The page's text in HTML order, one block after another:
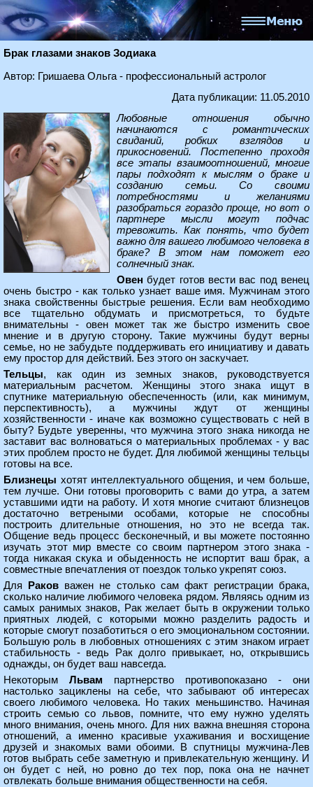
Брак глазами знаков Зодиака
Автор: Гришаева Ольга - профессиональный астролог
Дата публикации: 11.05.2010
Любовные отношения обычно
начинаются с романтических
свиданий, робких взглядов и
прикосновений. Постепенно проходя
все этапы взаимоотношений, многие
пары подходят к мыслям о браке и
созданию семьи. Со своими
потребностями и желаниями
разобраться гораздо проще, но вот о
партнере мысли могут подчас
тревожить. Как понять, что будет
важно для вашего любимого человека в
браке? В этом нам поможет его
солнечный знак.
Овен будет готов вести вас под венец
очень быстро - как только узнает ваше имя. Мужчинам этого
знака свойственны быстрые решения. Если вам необходимо
все тщательно обдумать и присмотреться, то будьте
внимательны - овен может так же быстро изменить свое
мнение и в другую сторону. Такие мужчины будут верны
семье, но не забудьте поддерживать его инициативу и давать
ему простор для действий. Без этого он заскучает.
Тельцы, как один из земных знаков, руководствуется
материальным расчетом. Женщины этого знака ищут в
спутнике материальную обеспеченность (или, как минимум,
перспективность), а мужчины ждут от женщины
хозяйственности - иначе как возможно существовать с ней в
быту? Будьте уверенны, что мужчина этого знака никогда не
заставит вас волноваться о материальных проблемах - у вас
этих проблем просто не будет. Для любимой женщины тельцы
готовы на все.
Близнецы хотят интеллектуального общения, и чем больше,
тем лучше. Они готовы проговорить с вами до утра, а затем
уставшими идти на работу. И хотя многие считают близнецов
достаточно ветреными особами, которые не способны
построить длительные отношения, но это не всегда так.
Общение ведь процесс бесконечный, и вы можете постоянно
изучать этот мир вместе со своим партнером этого знака -
тогда никакая скука и обыденность не испортит ваш брак, а
совместные впечатления от поездок только укрепят союз.
Для
Раков важен не столько сам факт регистрации брака,
сколько наличие любимого человека рядом. Являясь одним из
самых ранимых знаков, Рак желает быть в окружении только
приятных людей, с которыми можно разделить радость и
которые смогут позаботиться о его эмоциональном состоянии.
Большую роль в любовных отношениях с этим знаком играет
стабильность - ведь Рак долго привыкает, но, открывшись
однажды, он будет ваш навсегда.
Некоторым Львам партнерство противопоказано - они
настолько зациклены на себе, что забывают об интересах
своего любимого человека. Но таких меньшинство. Начиная
строить семью со львов, помните, что ему нужно уделять
много внимания, очень много. Для них важна внешняя сторона
отношений, а именно красивые ухаживания и восхищение
друзей и знакомых вами обоими. В спутницы мужчина-Лев
готов выбрать себе заметную и привлекательную женщину. И
он будет с ней, но ровно до тех пор, пока она не начнет
отвлекать больше внимания общественности на себя.